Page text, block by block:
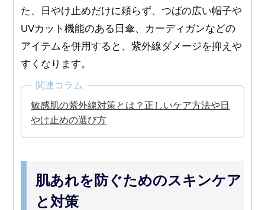
た、日やけ止めだけに頼らず、つばの広い帽子や
UVカット機能のある日傘、カーディガンなどの
アイテムを併用すると、紫外線ダメージを抑えや
すくなります。
関連コラム
敏感肌の紫外線対策とは？正しいケア方法や日
やけ止めの選び方
肌あれを防ぐためのスキンケア
と対策